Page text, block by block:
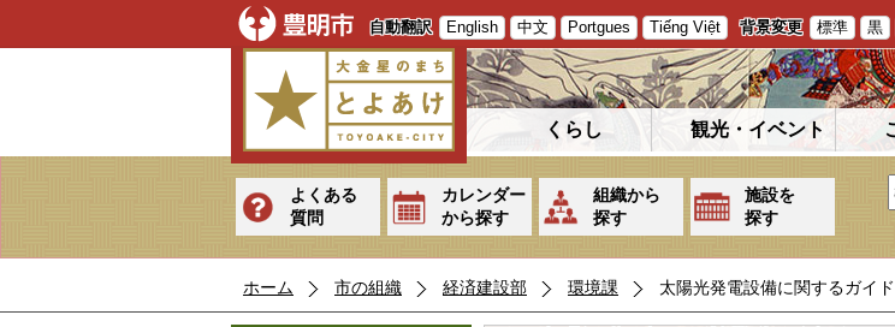
自動翻訳 English 中文 Portgues Tiếng Việt 背景変更 標準 黒
くらし 観光・イベント
よくある
質問
カレンダー
から探す
組織から
探す
施設を
探す
ホーム 市の組織 経済建設部 環境課 太陽光発電設備に関するガイ